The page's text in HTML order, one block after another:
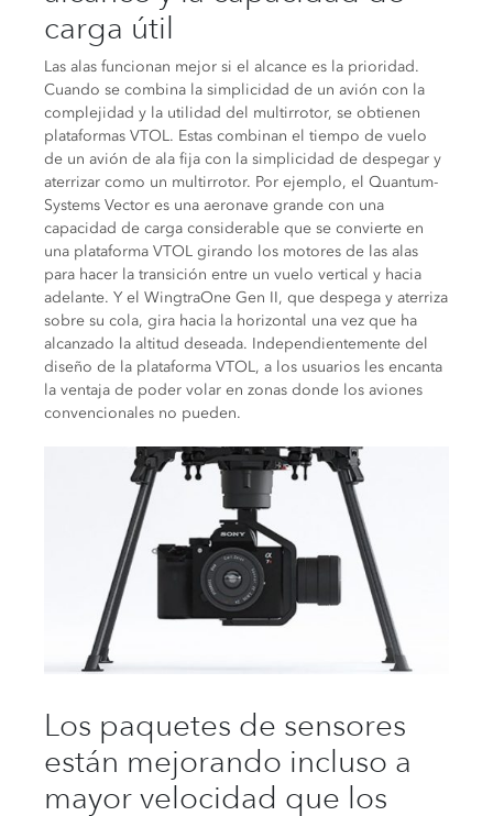
carga útil
Las alas funcionan mejor si el alcance es la prioridad.
Cuando se combina la simplicidad de un avión con la
complejidad y la utilidad del multirrotor, se obtienen
plataformas VTOL. Estas combinan el tiempo de vuelo
de un avión de ala fija con la simplicidad de despegar y
aterrizar como un multirrotor. Por ejemplo, el Quantum-
Systems Vector es una aeronave grande con una
capacidad de carga considerable que se convierte en
una plataforma VTOL girando los motores de las alas
para hacer la transición entre un vuelo vertical y hacia
adelante. Y el WingtraOne Gen II, que despega y aterriza
sobre su cola, gira hacia la horizontal una vez que ha
alcanzado la altitud deseada. Independientemente del
diseño de la plataforma VTOL, a los usuarios les encanta
la ventaja de poder volar en zonas donde los aviones
convencionales no pueden.
Los paquetes de sensores
están mejorando incluso a
mayor velocidad que los